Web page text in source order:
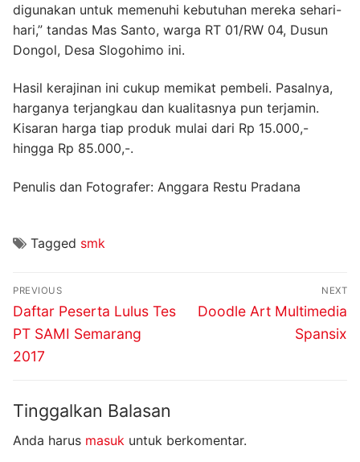
digunakan untuk memenuhi kebutuhan mereka sehari-
hari,” tandas Mas Santo, warga RT 01/RW 04, Dusun
Dongol, Desa Slogohimo ini.
Hasil kerajinan ini cukup memikat pembeli. Pasalnya,
harganya terjangkau dan kualitasnya pun terjamin.
Kisaran harga tiap produk mulai dari Rp 15.000,-
hingga Rp 85.000,-.
Penulis dan Fotografer: Anggara Restu Pradana
Tagged smk
Navigasi
pos
PREVIOUS
Previous
post:
Daftar Peserta Lulus Tes
PT SAMI Semarang
2017
NEXT
Next
Doodle Art Multimedia
Spansix
Tinggalkan Balasan
Anda harus masuk untuk berkomentar.